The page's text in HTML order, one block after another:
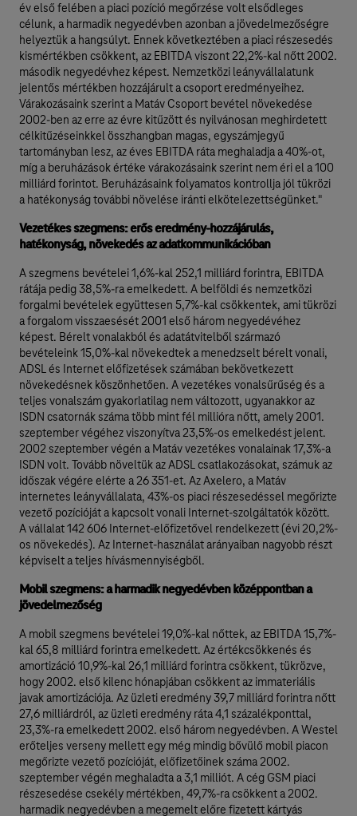
év első felében a piaci pozíció megőrzése volt elsődleges
célunk, a harmadik negyedévben azonban a jövedelmezőségre
helyeztük a hangsúlyt. Ennek következtében a piaci részesedés
kismértékben csökkent, az EBITDA viszont 22,2%-kal nőtt 2002.
második negyedévhez képest. Nemzetközi leányvállalatunk
jelentős mértékben hozzájárult a csoport eredményeihez.
Várakozásaink szerint a Matáv Csoport bevétel növekedése
2002-ben az erre az évre kitűzött és nyilvánosan meghirdetett
célkitűzéseinkkel összhangban magas, egyszámjegyű
tartományban lesz, az éves EBITDA ráta meghaladja a 40%-ot,
míg a beruházások értéke várakozásaink szerint nem éri el a 100
milliárd forintot. Beruházásaink folyamatos kontrollja jól tükrözi
a hatékonyság további növelése iránti elkötelezettségünket."
Vezetékes szegmens: erős eredmény-hozzájárulás,
hatékonyság, növekedés az adatkommunikációban
A szegmens bevételei 1,6%-kal 252,1 milliárd forintra, EBITDA
rátája pedig 38,5%-ra emelkedett. A belföldi és nemzetközi
forgalmi bevételek együttesen 5,7%-kal csökkentek, ami tükrözi
a forgalom visszaesését 2001 első három negyedévéhez
képest. Bérelt vonalakból és adatátvitelből származó
bevételeink 15,0%-kal növekedtek a menedzselt bérelt vonali,
ADSL és Internet előfizetések számában bekövetkezett
növekedésnek köszönhetően. A vezetékes vonalsűrűség és a
teljes vonalszám gyakorlatilag nem változott, ugyanakkor az
ISDN csatornák száma több mint fél millióra nőtt, amely 2001.
szeptember végéhez viszonyítva 23,5%-os emelkedést jelent.
2002 szeptember végén a Matáv vezetékes vonalainak 17,3%-a
ISDN volt. Tovább növeltük az ADSL csatlakozásokat, számuk az
időszak végére elérte a 26 351-et. Az Axelero, a Matáv
internetes leányvállalata, 43%-os piaci részesedéssel megőrizte
vezető pozícióját a kapcsolt vonali Internet-szolgáltatók között.
A vállalat 142 606 Internet-előfizetővel rendelkezett (évi 20,2%-
os növekedés). Az Internet-használat arányaiban nagyobb részt
képviselt a teljes hívásmennyiségből.
Mobil szegmens: a harmadik negyedévben középpontban a
jövedelmezőség
A mobil szegmens bevételei 19,0%-kal nőttek, az EBITDA 15,7%-
kal 65,8 milliárd forintra emelkedett. Az értékcsökkenés és
amortizáció 10,9%-kal 26,1 milliárd forintra csökkent, tükrözve,
hogy 2002. első kilenc hónapjában csökkent az immateriális
javak amortizációja. Az üzleti eredmény 39,7 milliárd forintra nőtt
27,6 milliárdról, az üzleti eredmény ráta 4,1 százalékponttal,
23,3%-ra emelkedett 2002. első három negyedévben. A Westel
erőteljes verseny mellett egy még mindig bővülő mobil piacon
megőrizte vezető pozícióját, előfizetőinek száma 2002.
szeptember végén meghaladta a 3,1 milliót. A cég GSM piaci
részesedése csekély mértékben, 49,7%-ra csökkent a 2002.
harmadik negyedévben a megemelt előre fizetett kártyás